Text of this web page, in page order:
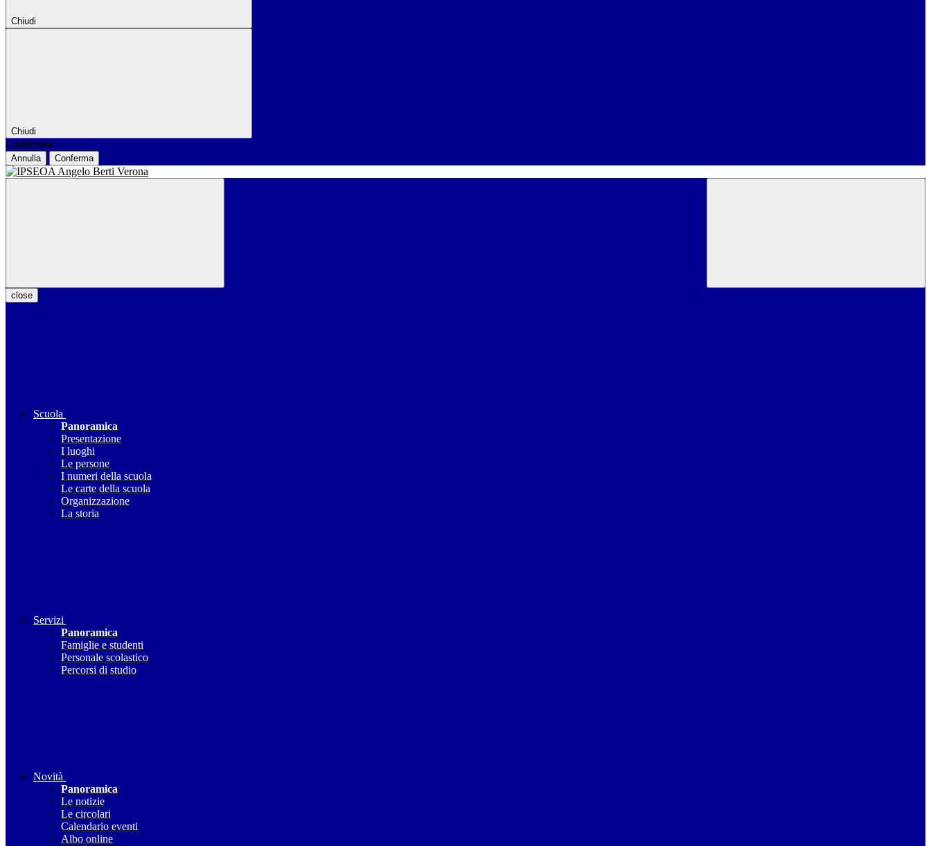
Chiudi
Chiudi
Conferma
Annulla Conferma
close
Scuola
Panoramica
Presentazione
I luoghi
Le persone
I numeri della scuola
Le carte della scuola
Organizzazione
La storia
Servizi
Panoramica
Famiglie e studenti
Personale scolastico
Percorsi di studio
Novità
Panoramica
Le notizie
Le circolari
Calendario eventi
Albo online